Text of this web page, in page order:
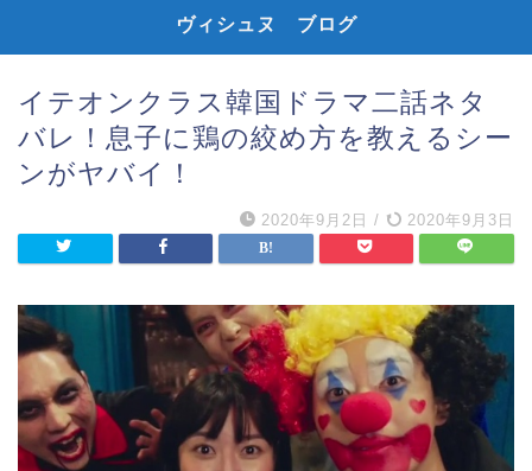
ヴィシュヌ ブログ
イテオンクラス韓国ドラマ二話ネタ
バレ！息子に鶏の絞め方を教えるシー
ンがヤバイ！
2020年9月2日 / 2020年9月3日